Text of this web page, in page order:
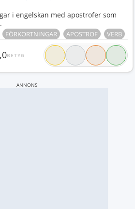
i engelskan med apostrofer som
FÖRKORTNINGAR APOSTROF VERB
BETYG
ANNONS